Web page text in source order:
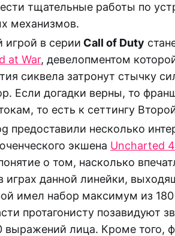
тщательные работы по
механизмов.
игрой в серии Call of Duty
at War, девелопментом
сиквела затронут стычку
Если догадки верны, то
то есть к сеттингу
предоставили несколько
экшена Uncharted
о том, насколько
играх данной линейки,
имел набор максимум из
протагонисту позавидуют
лица. Кроме того,